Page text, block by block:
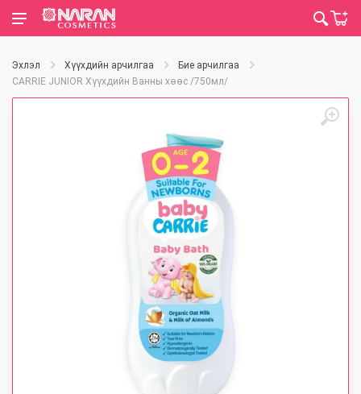
Эхлэл Хүүхдийн арчилгаа
Бие арчилгаа
CARRIE JUNIOR Хүүхдийн Ванны хөөс /750мл/